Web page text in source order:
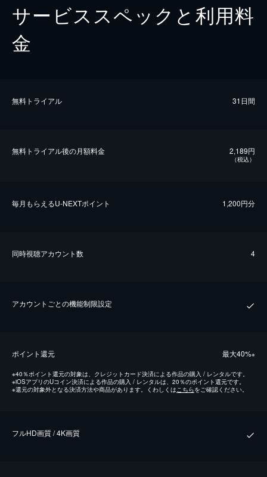
サービススペックと利用料
金
無料トライアル 31日間
無料トライアル後の⽉額料金 2,189円
（税込）
毎⽉もらえるU-NEXTポイント 1,200円分
同時視聴アカウント数 4
アカウントごとの機能制限設定
ポイント還元 最⼤40%※
※40％ポイント還元の対象は、クレジットカード決済による作品の購入 / レンタルです。
※iOSアプリのUコイン決済による作品の購入 / レンタルは、20％のポイント還元です。
※還元の対象外となる決済方法や商品があります。くわしくはこちらをご確認ください。
フルHD画質 / 4K画質